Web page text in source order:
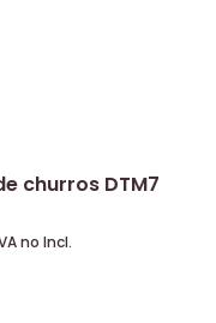
churros DTM7
no Incl.